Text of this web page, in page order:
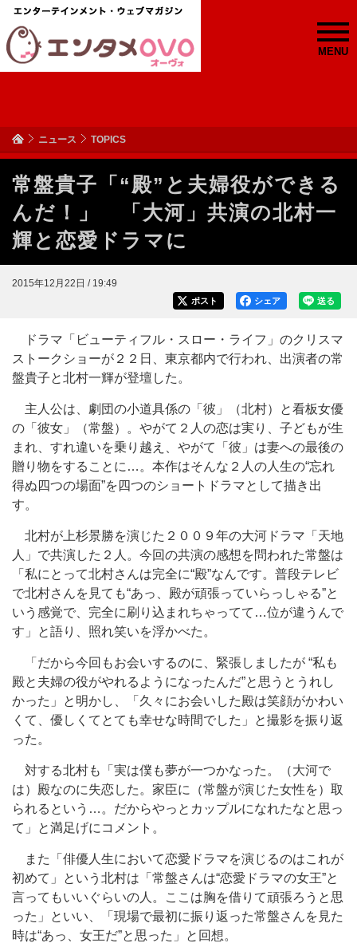
MENU
ニュース TOPICS
常盤貴子「“殿”と夫婦役ができる
んだ！」 「大河」共演の北村一
輝と恋愛ドラマに
2015年12月22日 / 19:49
送る
シェア
ポスト
ドラマ「ビューティフル・スロー・ライフ」のクリスマ
ストークショーが２２日、東京都内で行われ、出演者の常
盤貴子と北村一輝が登壇した。
主人公は、劇団の小道具係の「彼」（北村）と看板女優
の「彼女」（常盤）。やがて２人の恋は実り、子どもが生
まれ、すれ違いを乗り越え、やがて「彼」は妻への最後の
贈り物をすることに…。本作はそんな２人の人生の“忘れ
得ぬ四つの場面”を四つのショートドラマとして描き出
す。
北村が上杉景勝を演じた２００９年の大河ドラマ「天地
人」で共演した２人。今回の共演の感想を問われた常盤は
「私にとって北村さんは完全に“殿”なんです。普段テレビ
で北村さんを見ても“あっ、殿が頑張っていらっしゃる”と
いう感覚で、完全に刷り込まれちゃってて…位が違うんで
す」と語り、照れ笑いを浮かべた。
「だから今回もお会いするのに、緊張しましたが “私も
殿と夫婦の役がやれるようになったんだ”と思うとうれし
かった」と明かし、「久々にお会いした殿は笑顔がかわい
くて、優しくてとても幸せな時間でした」と撮影を振り返
った。
対する北村も「実は僕も夢が一つかなった。（大河で
は）殿なのに失恋した。家臣に（常盤が演じた女性を）取
られるという…。だからやっとカップルになれたなと思っ
て」と満足げにコメント。
また「俳優人生において恋愛ドラマを演じるのはこれが
初めて」という北村は「常盤さんは“恋愛ドラマの女王”と
言ってもいいぐらいの人。ここは胸を借りて頑張ろうと思
った」といい、「現場で最初に振り返った常盤さんを見た
時は“あっ、女王だ”と思った」と回想。